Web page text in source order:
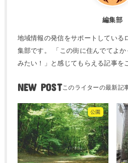
編集部
地域情報の発信をサポートしている
集部です。 「この街に住んでてよ
みたい！」と感じてもらえる記事を
NEW POST
公園